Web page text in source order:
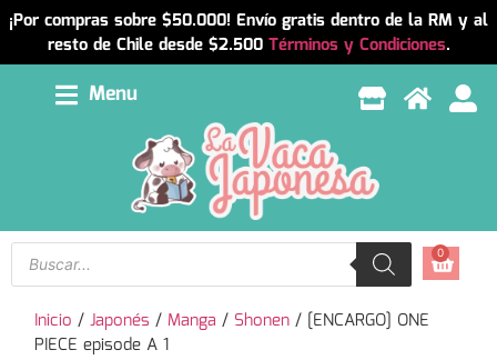
¡Por compras sobre $50.000! Envío gratis dentro de la RM y al
resto de Chile desde $2.500 Términos y Condiciones.
Menu
0
Inicio /Japonés /Manga / Shonen / [ENCARGO] ONE
PIECE episode A 1